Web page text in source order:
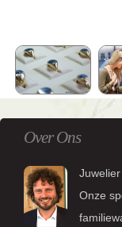
Over Ons
Onze